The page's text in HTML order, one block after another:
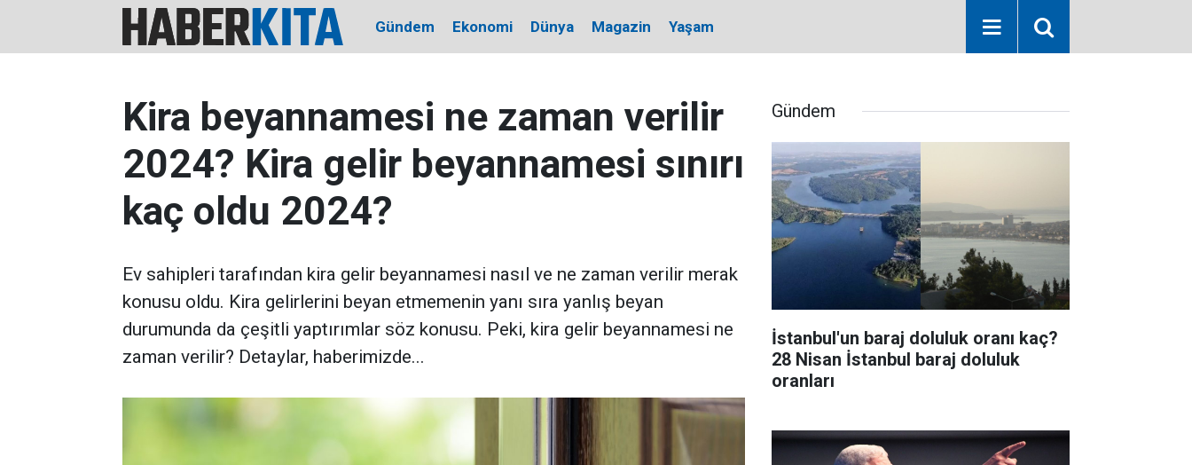
Gündem Ekonomi Dünya Magazin Yaşam
Kira beyannamesi ne zaman verilir
2024? Kira gelir beyannamesi sınırı
kaç oldu 2024?
Ev sahipleri tarafından kira gelir beyannamesi nasıl ve ne zaman verilir merak
konusu oldu. Kira gelirlerini beyan etmemenin yanı sıra yanlış beyan
durumunda da çeşitli yaptırımlar söz konusu. Peki, kira gelir beyannamesi ne
zaman verilir? Detaylar, haberimizde...
Gündem
İstanbul'un baraj doluluk oranı kaç?
28 Nisan İstanbul baraj doluluk
oranları